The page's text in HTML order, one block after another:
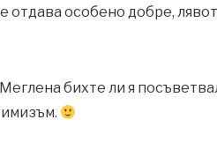
отдава особено добре,
бихте ли я